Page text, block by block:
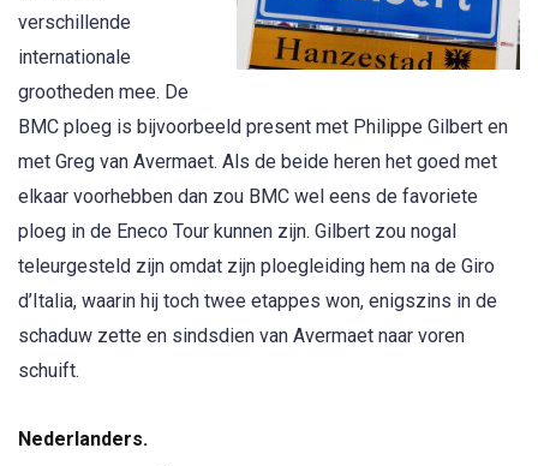
verschillende
internationale
grootheden mee. De
BMC ploeg is bijvoorbeeld present met Philippe Gilbert en
met Greg van Avermaet. Als de beide heren het goed met
elkaar voorhebben dan zou BMC wel eens de favoriete
ploeg in de Eneco Tour kunnen zijn. Gilbert zou nogal
teleurgesteld zijn omdat zijn ploegleiding hem na de Giro
d’Italia, waarin hij toch twee etappes won, enigszins in de
schaduw zette en sindsdien van Avermaet naar voren
schuift.
Nederlanders.